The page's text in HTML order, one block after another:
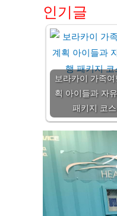
인기글
보라카이 가족
획 아이들과 자
패키지 코스